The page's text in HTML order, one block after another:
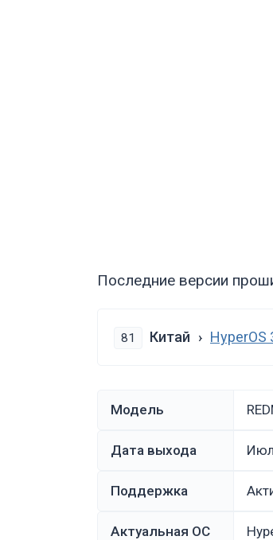
Последние версии
81 Китай HyperOS
Модель
Дата выхода
Поддержка
Актуальная ОС